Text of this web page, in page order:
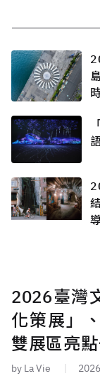
2026臺灣
化策展」
雙展區亮
by La Vie